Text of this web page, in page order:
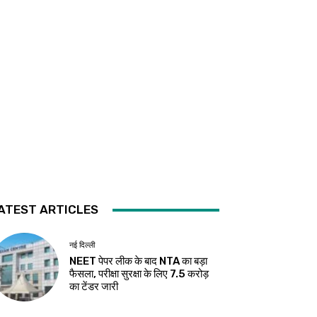
ARTICLES
नई दिल्ली
NEET पेपर लीक के बाद NTA का बड़ा
फैसला, परीक्षा सुरक्षा के लिए ₹7.5 करोड़
का टेंडर जारी